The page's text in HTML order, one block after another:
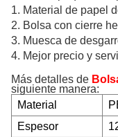
1. Material de papel
2. Bolsa con cierre
3. Muesca de
4. Mejor precio y
Más detalles de
siguiente manera:
Material
Espesor